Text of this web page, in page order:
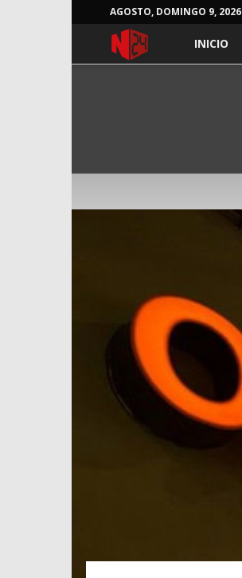
AGOSTO, DOMINGO 9, 2026
NOTICIASINICIO